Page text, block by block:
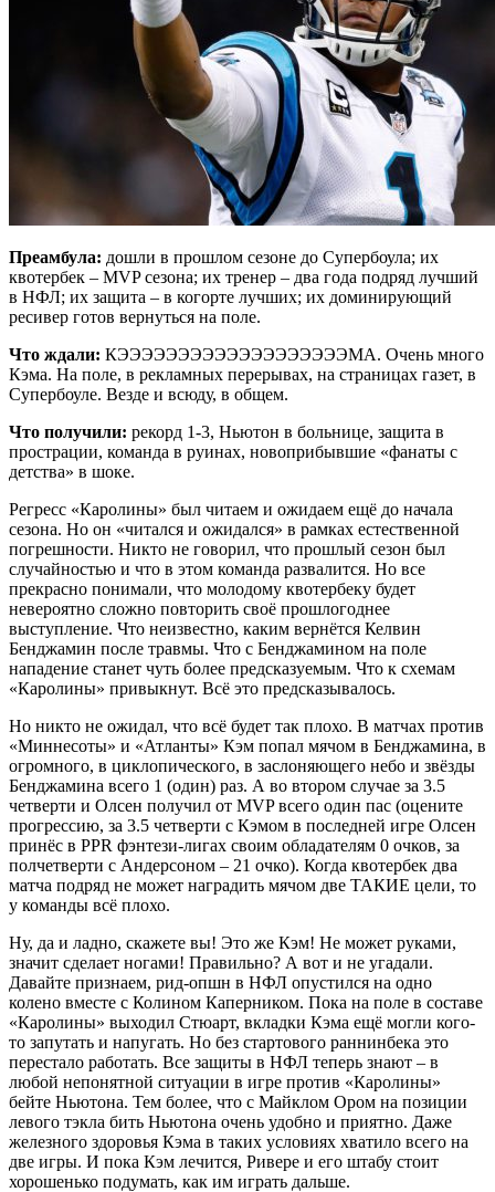
Преамбула: дошли в прошлом сезоне до Супербоула; их
квотербек – MVP сезона; их тренер – два года подряд лучший
в НФЛ; их защита – в когорте лучших; их доминирующий
ресивер готов вернуться на поле.
Что ждали: КЭЭЭЭЭЭЭЭЭЭЭЭЭЭЭЭЭЭЭМА. Очень много
Кэма. На поле, в рекламных перерывах, на страницах газет, в
Супербоуле. Везде и всюду, в общем.
Что получили: рекорд 1-3, Ньютон в больнице, защита в
прострации, команда в руинах, новоприбывшие «фанаты с
детства» в шоке.
Регресс «Каролины» был читаем и ожидаем ещё до начала
сезона. Но он «читался и ожидался» в рамках естественной
погрешности. Никто не говорил, что прошлый сезон был
случайностью и что в этом команда развалится. Но все
прекрасно понимали, что молодому квотербеку будет
невероятно сложно повторить своё прошлогоднее
выступление. Что неизвестно, каким вернётся Келвин
Бенджамин после травмы. Что с Бенджамином на поле
нападение станет чуть более предсказуемым. Что к схемам
«Каролины» привыкнут. Всё это предсказывалось.
Но никто не ожидал, что всё будет так плохо. В матчах против
«Миннесоты» и «Атланты» Кэм попал мячом в Бенджамина, в
огромного, в циклопического, в заслоняющего небо и звёзды
Бенджамина всего 1 (один) раз. А во втором случае за 3.5
четверти и Олсен получил от MVP всего один пас (оцените
прогрессию, за 3.5 четверти с Кэмом в последней игре Олсен
принёс в PPR фэнтези-лигах своим обладателям 0 очков, за
полчетверти с Андерсоном – 21 очко). Когда квотербек два
матча подряд не может наградить мячом две ТАКИЕ цели, то
у команды всё плохо.
Ну, да и ладно, скажете вы! Это же Кэм! Не может руками,
значит сделает ногами! Правильно? А вот и не угадали.
Давайте признаем, рид-опшн в НФЛ опустился на одно
колено вместе с Колином Каперником. Пока на поле в составе
«Каролины» выходил Стюарт, вкладки Кэма ещё могли кого-
то запутать и напугать. Но без стартового раннинбека это
перестало работать. Все защиты в НФЛ теперь знают – в
любой непонятной ситуации в игре против «Каролины»
бейте Ньютона. Тем более, что с Майклом Ором на позиции
левого тэкла бить Ньютона очень удобно и приятно. Даже
железного здоровья Кэма в таких условиях хватило всего на
две игры. И пока Кэм лечится, Ривере и его штабу стоит
хорошенько подумать, как им играть дальше.